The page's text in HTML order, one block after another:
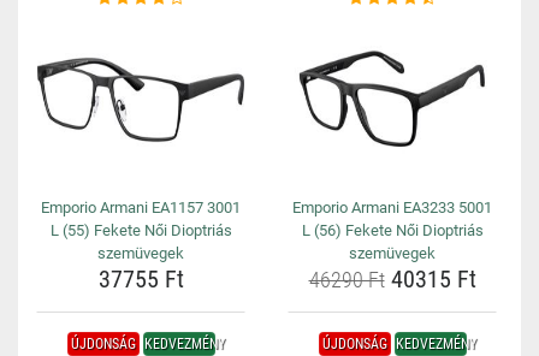
Emporio Armani EA1157 3001
L (55) Fekete Női Dioptriás
szemüvegek
37755 Ft
Emporio Armani EA3233 5001
L (56) Fekete Női Dioptriás
szemüvegek
46290 Ft40315 Ft
ÚJDONSÁG KEDVEZMÉNY ÚJDONSÁG KEDVEZMÉNY